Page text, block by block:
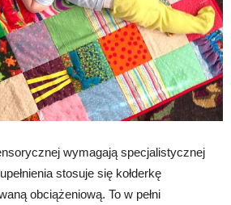
wymagają specjalistycznej
stosuje się kołderkę
obciążeniową. To w pełni